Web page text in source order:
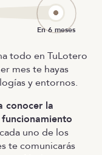
todo en TuLotero
mes te hayas
y entornos.
conocer la
uno de los
te comunicarás